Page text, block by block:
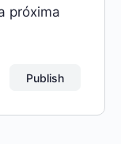
próxima